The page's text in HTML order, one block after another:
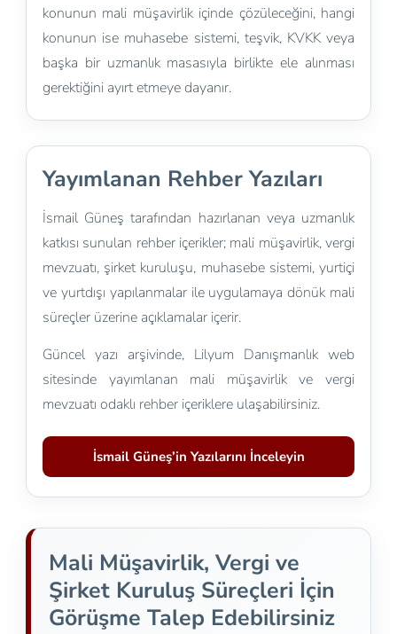
konunun mali müşavirlik içinde çözüleceğini, hangi
konunun ise muhasebe sistemi, teşvik, KVKK veya
başka bir uzmanlık masasıyla birlikte ele alınması
gerektiğini ayırt etmeye dayanır.
Yayımlanan Rehber Yazıları
İsmail Güneş tarafından hazırlanan veya uzmanlık
katkısı sunulan rehber içerikler; mali müşavirlik, vergi
mevzuatı, şirket kuruluşu, muhasebe sistemi, yurtiçi
ve yurtdışı yapılanmalar ile uygulamaya dönük mali
süreçler üzerine açıklamalar içerir.
Güncel yazı arşivinde, Lilyum Danışmanlık web
sitesinde yayımlanan mali müşavirlik ve vergi
mevzuatı odaklı rehber içeriklere ulaşabilirsiniz.
İsmail Güneş’in Yazılarını İnceleyin
Mali Müşavirlik, Vergi ve
Şirket Kuruluş Süreçleri İçin
Görüşme Talep Edebilirsiniz